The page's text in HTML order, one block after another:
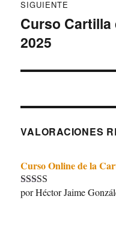
SIGUIENTE
Entrada
siguiente:
Curso Cartilla
2025
VALORACIONES
Curso Online de la
Valorado con
por Héctor Jaime